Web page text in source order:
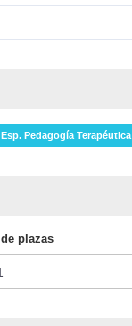
Pedagogía Terapéutica
de plazas